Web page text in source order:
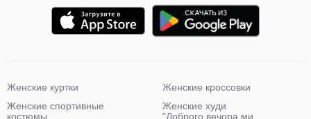
Женские куртки
Женские спортивные
костюмы
Женские кроссовки
Женские худи
"Доброго вечора ми